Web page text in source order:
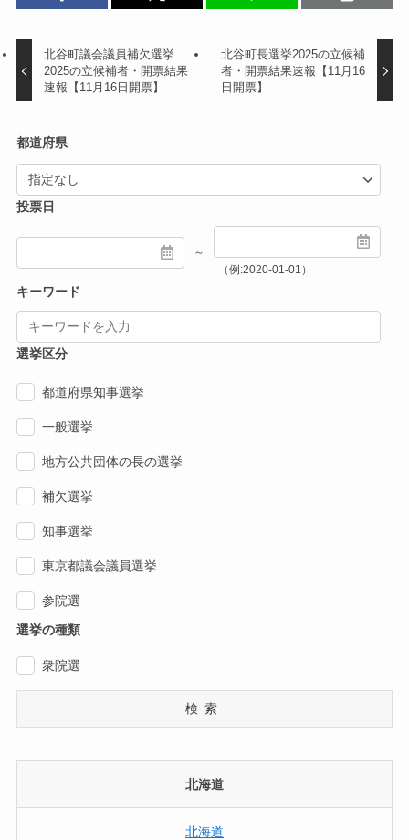
北谷町議会議員補欠選挙
2025の立候補者・開票結果
速報【11月16日開票】
北谷町長選挙2025の立候補
者・開票結果速報【11月16
日開票】
都道府県
投票日
～
（例:2020-01-01）
キーワード
選挙区分
都道府県知事選挙
一般選挙
地方公共団体の長の選挙
補欠選挙
知事選挙
東京都議会議員選挙
参院選
選挙の種類
衆院選
検索
北海道
北海道